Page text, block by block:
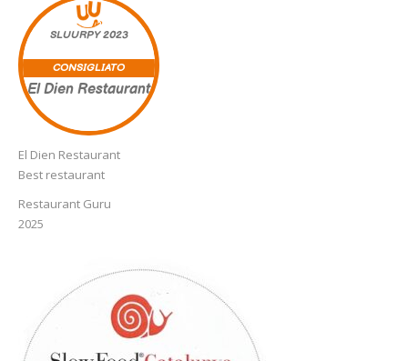
SLUURPY2023
CONSIGLIATO
El Dien Restaurant
El Dien Restaurant
Best restaurant
Restaurant Guru
2025